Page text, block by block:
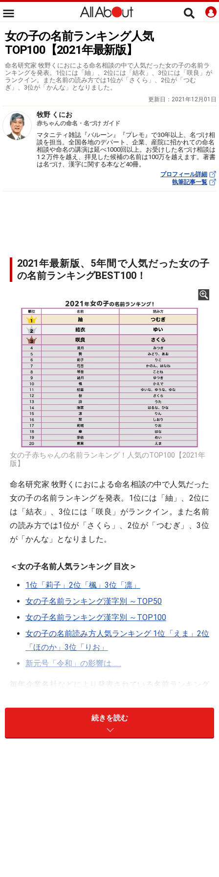
女の子の名前ランキング人気
TOP100【2021年最新版】
命名研究家 牧野くにおによる命名相談の中で人気だった女の子の名前ラ
ンキングを発表。1位には「紬」、2位には「結衣」、3位には「咲良」が
ランクイン。また名前の読み方では1位が「さくら」、2位が「つむ
ぎ」、3位が「かんな」となりました。
更新日： 2021年12月01日
牧野 くにお
赤ちゃんの命名・名づけ ガイド
マタニティ雑誌『バルーン』『プレモ』で30年以上、名づけ相
談を担当。全国各地のデパート、企業、産院に招かれての命名
相談や命名の講演は延べ1000回以上。お受けした名づけ相談は
1２万件を越え、拝見した候補の名前は100万を越えます。著書
は名づけ、漢字に関する本など40冊。
プロフィール詳細
執筆記事一覧
2021年最新版、5年間で人気だった女の子
の名前ランキングBEST100！
女の子赤ちゃんの名前ランキング！人気のTOP100【2021年
版】
命名研究家 牧野くにおによる命名相談の中で人気だった
女の子の名前ランキングを発表。1位には「紬」、2位に
は「結衣」、3位には「咲良」がランクイン。また名前
の読み方では1位が「さくら」、2位が「つむぎ」、3位
が「かんな」となりました。
＜女の子名前人気ランキング 目次＞
1位「莉子」2位「楓」3位「凛」
女の子名前ランキング漢字別 ～TOP50
女の子名前ランキング漢字別 ～TOP100
女の子の名前読み方人気ランキング 1位「えま」2位
「ほのか」3位「りお」
新元号「令和」の影響は……
毎年企業各社などにより発表されている名前ランキング
で出された候補のお名前をもとに集計したものです。な
前、男女を間違える名前は、まねをする人が出ないよう
続きを読む